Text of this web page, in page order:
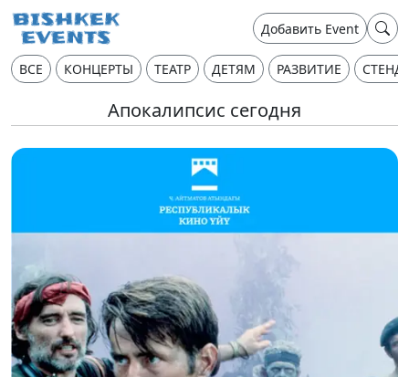
Добавить Event
ВСЕ КОНЦЕРТЫ ТЕАТР ДЕТЯМ РАЗВИТИЕ
Апокалипсис сегодня